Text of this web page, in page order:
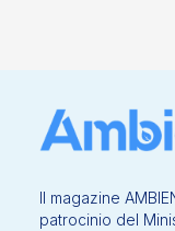
Il magazine
patrocinio del